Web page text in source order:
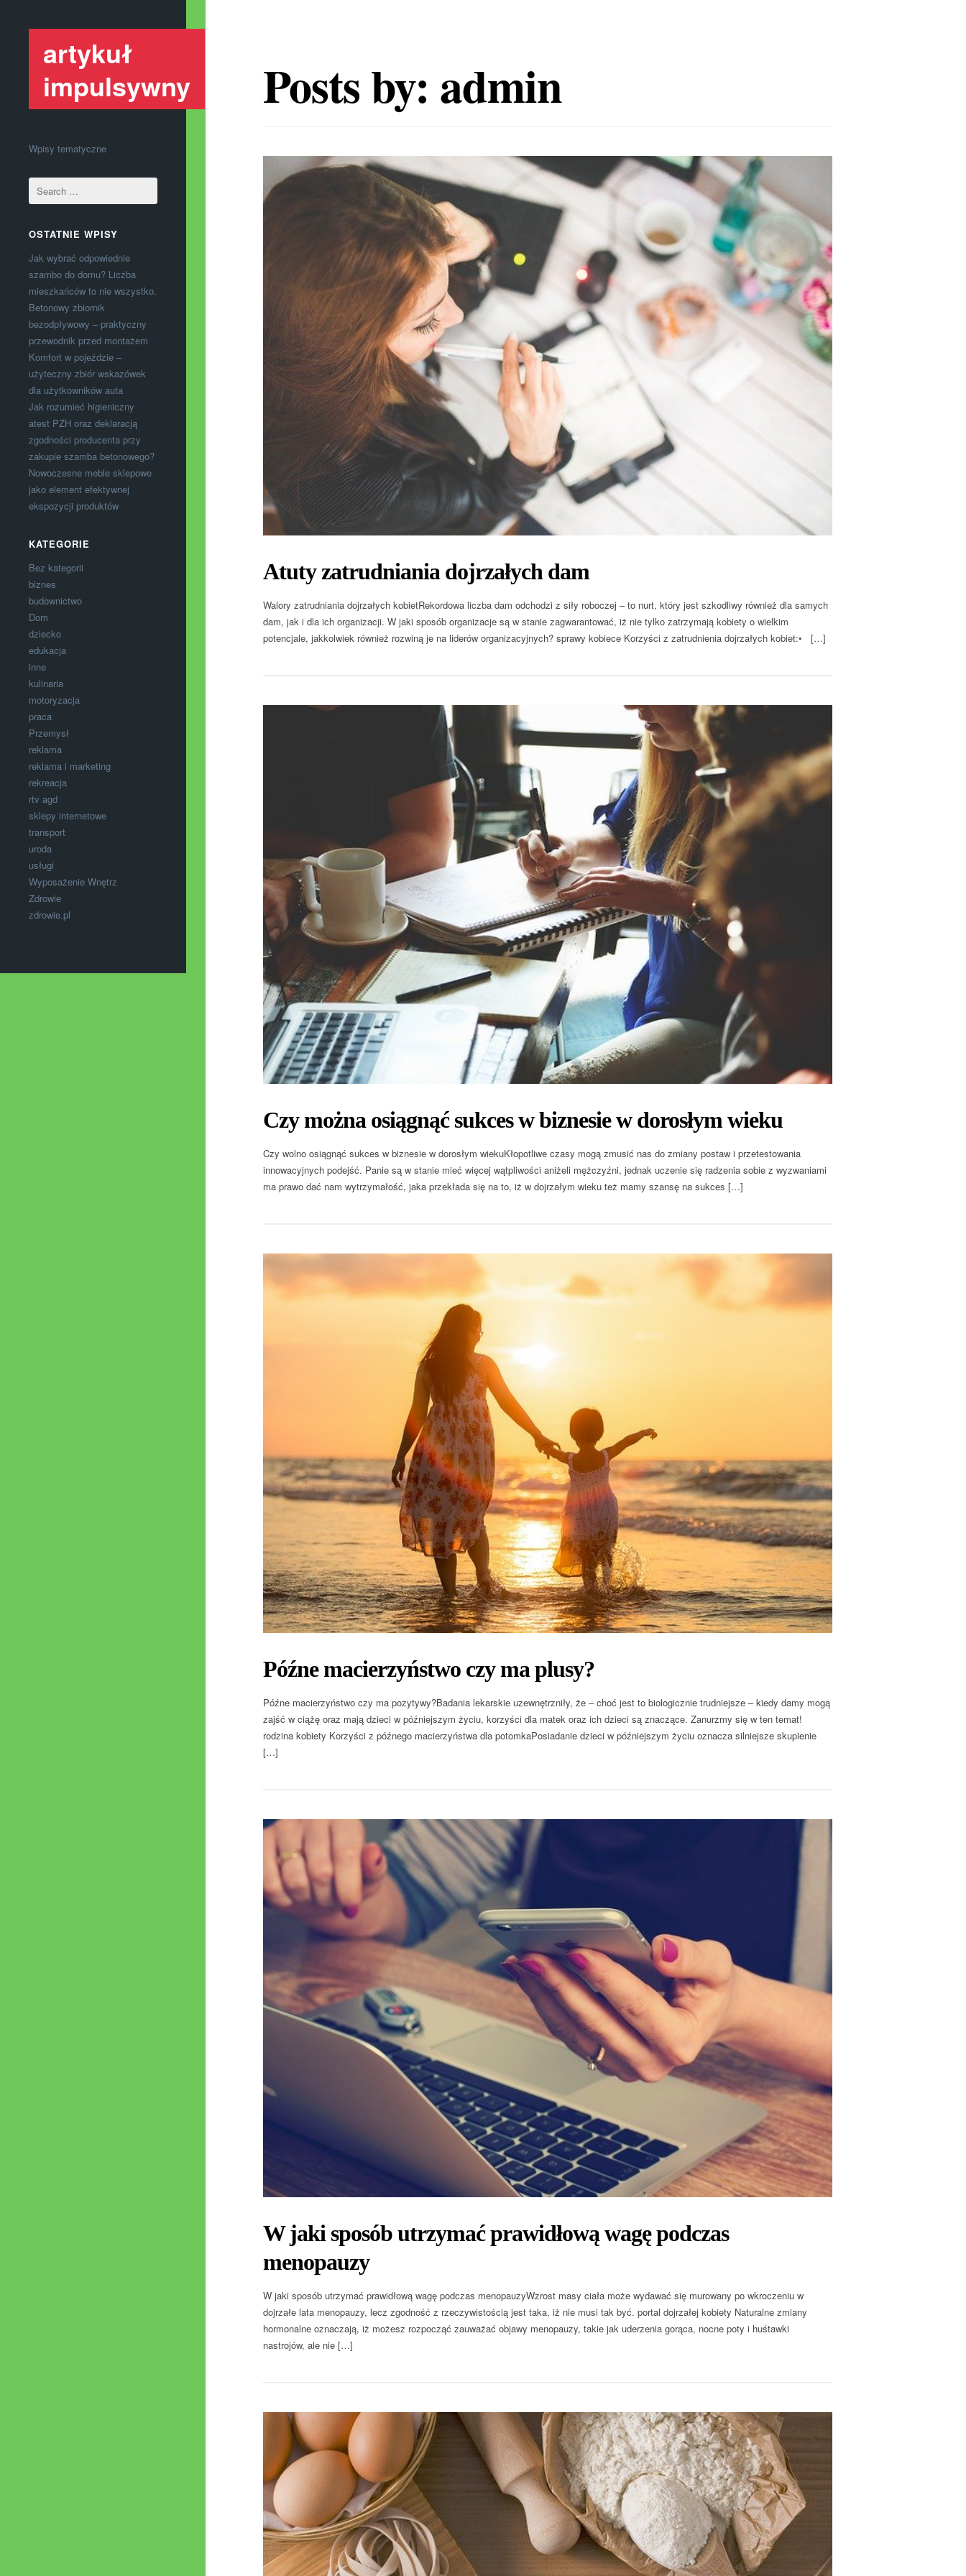
artykuł
impulsywny
Wpisy tematyczne
OSTATNIE WPISY
Jak wybrać odpowiednie
szambo do domu? Liczba
mieszkańców to nie wszystko.
Betonowy zbiornik
bezodpływowy – praktyczny
przewodnik przed montażem
Komfort w pojeździe –
użyteczny zbiór wskazówek
dla użytkowników auta
Jak rozumieć higieniczny
atest PZH oraz deklaracją
zgodności producenta przy
zakupie szamba betonowego?
Nowoczesne meble sklepowe
jako element efektywnej
ekspozycji produktów
KATEGORIE
Bez kategorii
biznes
budownictwo
Dom
dziecko
edukacja
inne
kulinaria
motoryzacja
praca
Przemysł
reklama
reklama i marketing
rekreacja
rtv agd
sklepy internetowe
transport
uroda
usługi
Wyposażenie Wnętrz
Zdrowie
zdrowie.pl
Posts by: admin
Atuty zatrudniania dojrzałych dam
Walory zatrudniania dojrzałych kobietRekordowa liczba dam odchodzi z siły roboczej – to nurt, który jest szkodliwy również dla samych
dam, jak i dla ich organizacji. W jaki sposób organizacje są w stanie zagwarantować, iż nie tylko zatrzymają kobiety o wielkim
potencjale, jakkolwiek również rozwiną je na liderów organizacyjnych? sprawy kobiece Korzyści z zatrudnienia dojrzałych kobiet:• […]
Czy można osiągnąć sukces w biznesie w dorosłym wieku
Czy wolno osiągnąć sukces w biznesie w dorosłym wiekuKłopotliwe czasy mogą zmusić nas do zmiany postaw i przetestowania
innowacyjnych podejść. Panie są w stanie mieć więcej wątpliwości aniżeli mężczyźni, jednak uczenie się radzenia sobie z wyzwaniami
ma prawo dać nam wytrzymałość, jaka przekłada się na to, iż w dojrzałym wieku też mamy szansę na sukces […]
Późne macierzyństwo czy ma plusy?
Późne macierzyństwo czy ma pozytywy?Badania lekarskie uzewnętrzniły, że – choć jest to biologicznie trudniejsze – kiedy damy mogą
zajść w ciążę oraz mają dzieci w późniejszym życiu, korzyści dla matek oraz ich dzieci są znaczące. Zanurzmy się w ten temat!
rodzina kobiety Korzyści z późnego macierzyństwa dla potomkaPosiadanie dzieci w późniejszym życiu oznacza silniejsze skupienie
[…]
W jaki sposób utrzymać prawidłową wagę podczas
menopauzy
W jaki sposób utrzymać prawidłową wagę podczas menopauzyWzrost masy ciała może wydawać się murowany po wkroczeniu w
dojrzałe lata menopauzy, lecz zgodność z rzeczywistością jest taka, iż nie musi tak być. portal dojrzałej kobiety Naturalne zmiany
hormonalne oznaczają, iż możesz rozpocząć zauważać objawy menopauzy, takie jak uderzenia gorąca, nocne poty i huśtawki
nastrojów, ale nie […]